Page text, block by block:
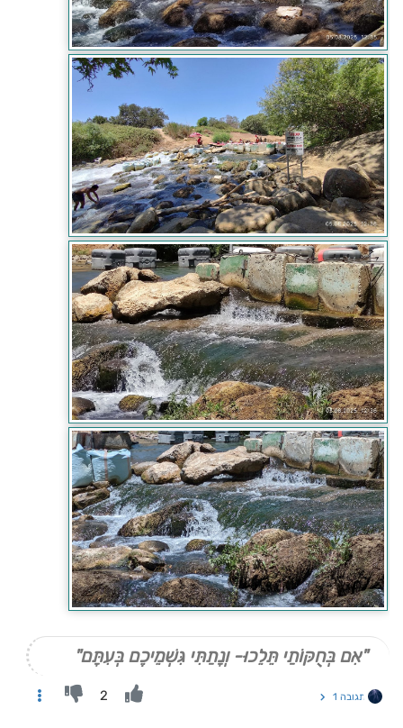
"אִם בְּחֻקּוֹתַי תֵּלֵכוּ- וְנָתַתִּי גִּשְׁמֵיכֶם בְּעִתָּם"
תגובה 1 2